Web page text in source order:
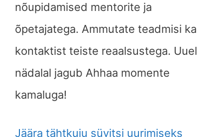
nõupidamised mentorite ja
õpetajatega. Ammutate teadmisi ka
kontaktist teiste reaalsustega. Uuel
nädalal jagub Ahhaa momente
kamaluga!
Jäära tähtkuju süvitsi uurimiseks